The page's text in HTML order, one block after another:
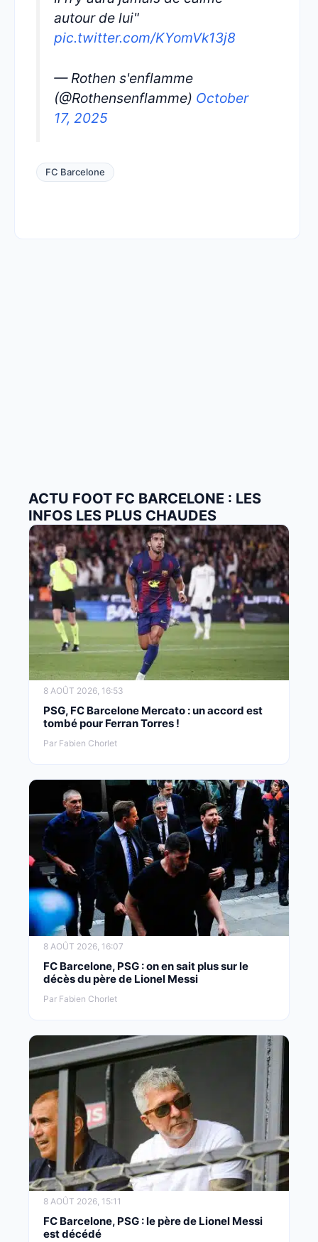
autour de lui"
pic.twitter.com/KYomVk13j8
— Rothen s'enflamme
(@Rothensenflamme) October
17, 2025
FC Barcelone
ACTU FOOT FC BARCELONE : LES
INFOS LES PLUS CHAUDES
8 AOÛT 2026, 16:53
PSG, FC Barcelone Mercato : un accord est
tombé pour Ferran Torres !
Par Fabien Chorlet
8 AOÛT 2026, 16:07
FC Barcelone, PSG : on en sait plus sur le
décès du père de Lionel Messi
Par Fabien Chorlet
8 AOÛT 2026, 15:11
FC Barcelone, PSG : le père de Lionel Messi
est décédé